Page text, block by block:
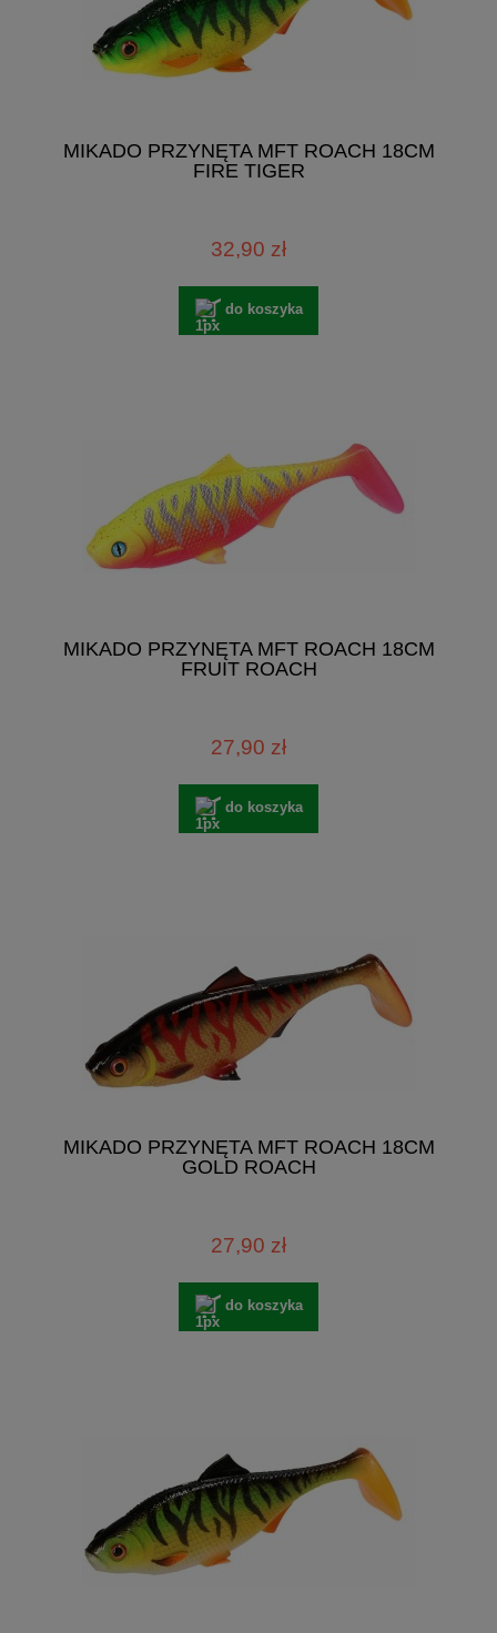
MIKADO PRZYNĘTA MFT ROACH 18CM
FIRE TIGER
32,90 zł
do koszyka
MIKADO PRZYNĘTA MFT ROACH 18CM
FRUIT ROACH
27,90 zł
do koszyka
MIKADO PRZYNĘTA MFT ROACH 18CM
GOLD ROACH
27,90 zł
do koszyka